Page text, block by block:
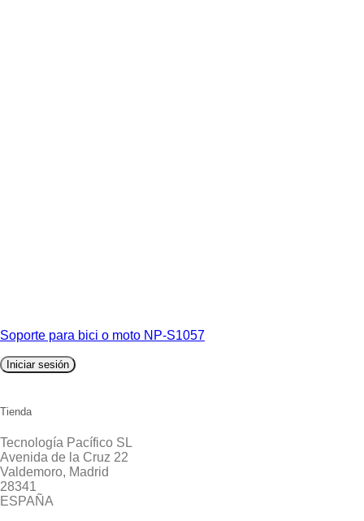
Soporte para bici o moto NP-S1057
Iniciar sesión
Tienda
Tecnología Pacífico SL
Avenida de la Cruz 22
Valdemoro, Madrid
28341
ESPAÑA